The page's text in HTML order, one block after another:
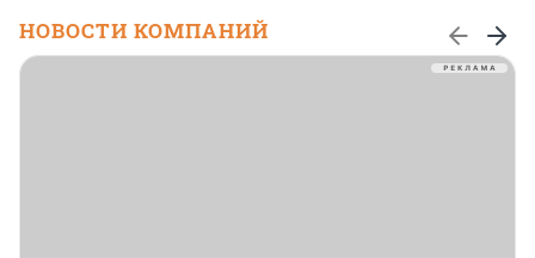
НОВОСТИ КОМПАНИЙ